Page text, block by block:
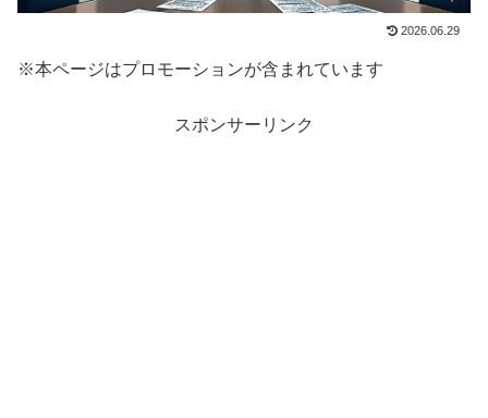
2026.06.29
※本ページはプロモーションが含まれています
スポンサーリンク